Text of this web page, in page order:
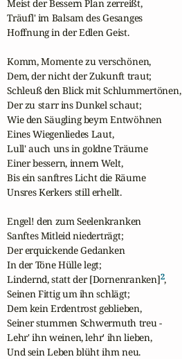
Meist der Bessern Plan zerreißt,
Träufl' im Balsam des Gesanges
Hoffnung in der Edlen Geist.
Komm, Momente zu verschönen,
Dem, der nicht der Zukunft traut;
Schleuß den Blick mit Schlummertönen,
Der zu starr ins Dunkel schaut;
Wie den Säugling beym Entwöhnen
Eines Wiegenliedes Laut,
Lull' auch uns in goldne Träume
Einer bessern, innern Welt,
Bis ein sanftres Licht die Räume
Unsres Kerkers still erhellt.
Engel! den zum Seelenkranken
Sanftes Mitleid niederträgt;
Der erquickende Gedanken
In der Töne Hülle legt;
Lindernd, statt der [Dornenranken]2,
Seinen Fittig um ihn schlägt;
Dem kein Erdentrost geblieben,
Seiner stummen Schwermuth treu -
Lehr' ihn weinen, lehr' ihn lieben,
Und sein Leben blüht ihm neu.